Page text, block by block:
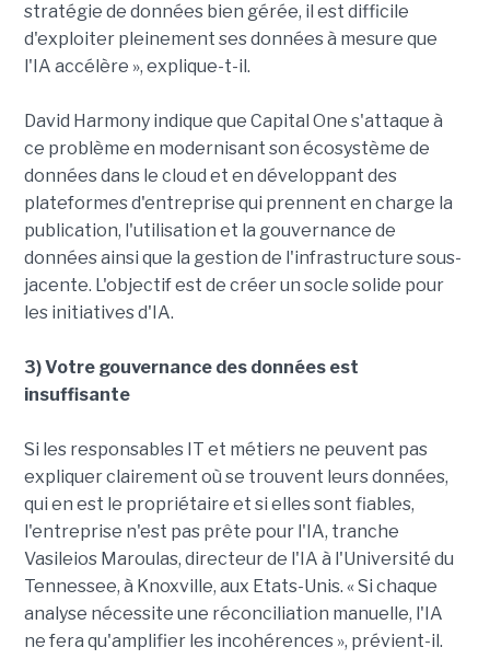
stratégie de données bien gérée, il est difficile
d'exploiter pleinement ses données à mesure que
l'IA accélère », explique-t-il.
David Harmony indique que Capital One s'attaque à
ce problème en modernisant son écosystème de
données dans le cloud et en développant des
plateformes d'entreprise qui prennent en charge la
publication, l'utilisation et la gouvernance de
données ainsi que la gestion de l'infrastructure sous-
jacente. L'objectif est de créer un socle solide pour
les initiatives d'IA.
3) Votre gouvernance des données est
insuffisante
Si les responsables IT et métiers ne peuvent pas
expliquer clairement où se trouvent leurs données,
qui en est le propriétaire et si elles sont fiables,
l'entreprise n'est pas prête pour l'IA, tranche
Vasileios Maroulas, directeur de l'IA à l'Université du
Tennessee, à Knoxville, aux Etats-Unis. « Si chaque
analyse nécessite une réconciliation manuelle, l'IA
ne fera qu'amplifier les incohérences », prévient-il.